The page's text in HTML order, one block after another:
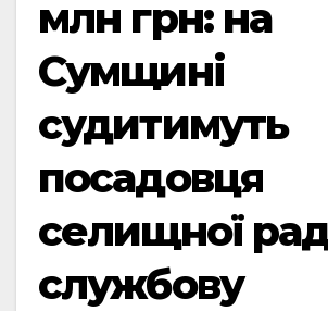
млн грн: на
Сумщині
судитимуть
посадовця
селищної
службову